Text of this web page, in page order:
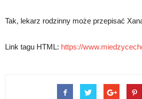
Tak, lekarz rodzinny może przepisać
Link tagu HTML: https://